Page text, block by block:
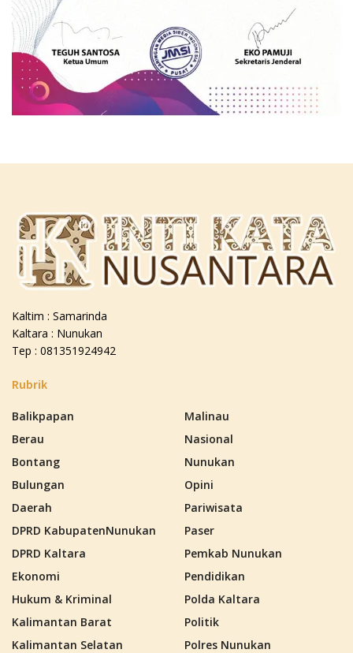
Kaltim : Samarinda
Kaltara : Nunukan
Tep : 081351924942
Rubrik
Balikpapan
Berau
Bontang
Bulungan
Daerah
DPRD KabupatenNunukan
DPRD Kaltara
Ekonomi
Hukum & Kriminal
Kalimantan Barat
Kalimantan Selatan
Malinau
Nasional
Nunukan
Opini
Pariwisata
Paser
Pemkab Nunukan
Pendidikan
Polda Kaltara
Politik
Polres Nunukan